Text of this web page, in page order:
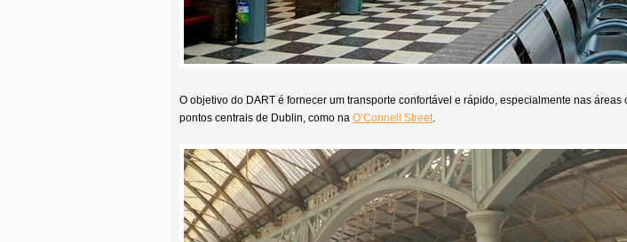
O objetivo do DART é fornecer um transporte confortável e rápido, especialmente nas áreas
pontos centrais de Dublin, como na O’Connell Street.